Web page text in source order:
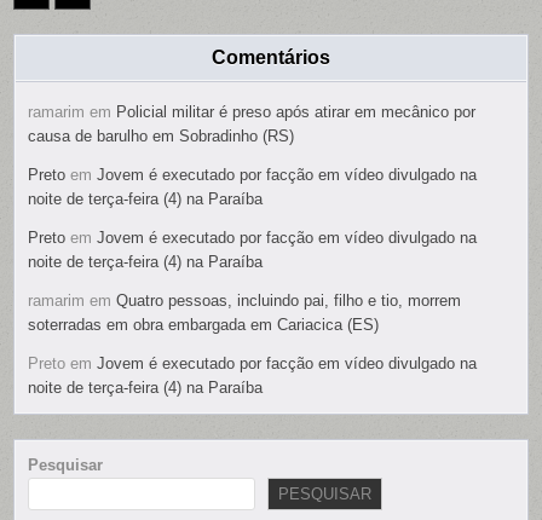
Comentários
ramarim em Policial militar é preso após atirar em mecânico por
causa de barulho em Sobradinho (RS)
Preto emJovem é executado por facção em vídeo divulgado na
noite de terça-feira (4) na Paraíba
Preto emJovem é executado por facção em vídeo divulgado na
noite de terça-feira (4) na Paraíba
ramarim emQuatro pessoas, incluindo pai, filho e tio, morrem
soterradas em obra embargada em Cariacica (ES)
Preto emJovem é executado por facção em vídeo divulgado na
noite de terça-feira (4) na Paraíba
Pesquisar
PESQUISAR